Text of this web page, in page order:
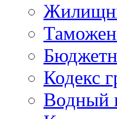
Кодекс
Водный